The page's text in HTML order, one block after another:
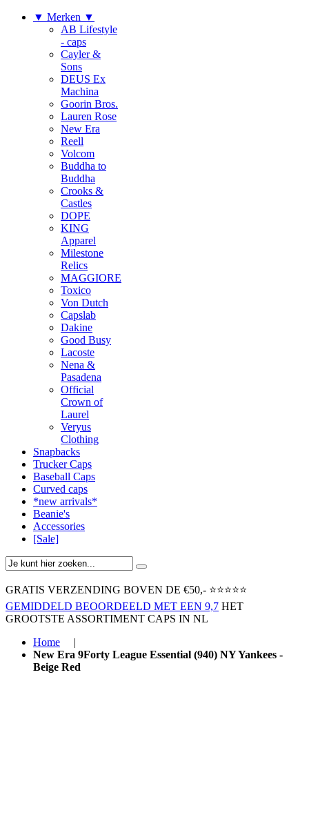
▼ Merken ▼
AB Lifestyle
- caps
Cayler &
Sons
DEUS Ex
Machina
Goorin Bros.
Lauren Rose
New Era
Reell
Volcom
Buddha to
Buddha
Crooks &
Castles
DOPE
KING
Apparel
Milestone
Relics
MAGGIORE
Toxico
Von Dutch
Capslab
Dakine
Good Busy
Lacoste
Nena &
Pasadena
Official
Crown of
Laurel
Veryus
Clothing
Snapbacks
Trucker Caps
Baseball Caps
Curved caps
*new arrivals*
Beanie's
Accessories
[Sale]
GRATIS VERZENDING BOVEN ​DE €50,-​ ⭐⭐⭐⭐⭐
GEMIDDELD BEOORDEELD MET EEN 9,7 HET
GROOTSTE ASSORTIMENT CAPS IN NL
Home
|
New Era 9Forty League Essential (940) NY Yankees -
Beige Red